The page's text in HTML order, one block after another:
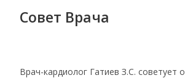
Совет Врача
Врач-кардиолог Гатиев З.С. советует